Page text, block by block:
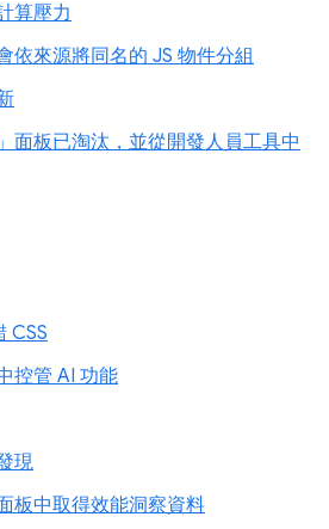
算壓力
依來源將同名的 JS 物件分組
面板已淘汰，並從開發人員工具中
CSS
控管 AI 功能
現
板中取得效能洞察資料